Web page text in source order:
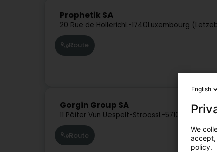
Prophetik SA
20 Rue de HollerichL-1740Luxembourg
Route
Gorgin Group SA
11 Péiter Vun Uespelt-StroossL-5710 Aspelt
Route
English
We
accept,
policy.